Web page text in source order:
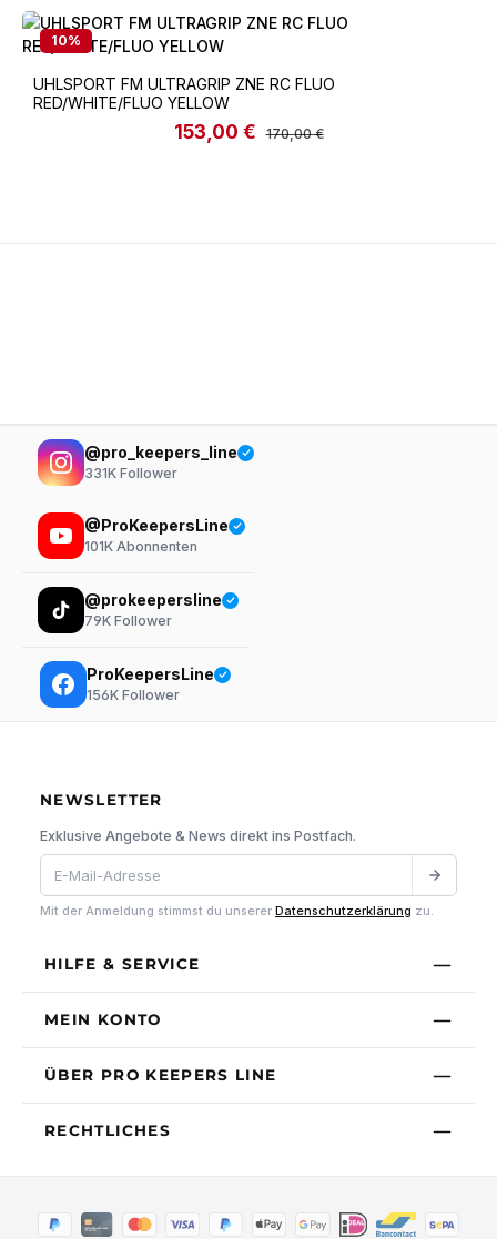
10%
UHLSPORT FM ULTRAGRIP ZNE RC FLUO
RED/WHITE/FLUO YELLOW
Verkaufspreis:
153,00 € Regulärer Preis:
170,00 €
@pro_keepers_line
331K Follower
@ProKeepersLine
101K Abonnenten
@prokeepersline
79K Follower
ProKeepersLine
156K Follower
NEWSLETTER
Exklusive Angebote & News direkt ins Postfach.
Mit der Anmeldung stimmst du unserer Datenschutzerklärung zu.
HILFE & SERVICE
MEIN KONTO
ÜBER PRO KEEPERS LINE
RECHTLICHES